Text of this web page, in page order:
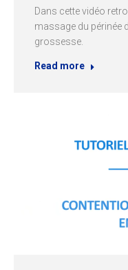
Dans cette vidéo
massage du périnée
grossesse.
Read more